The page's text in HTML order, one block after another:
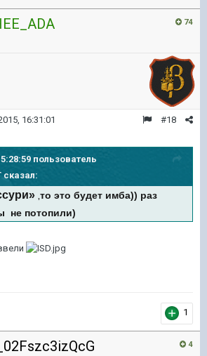
74
#18
16:31:01
пользователь
сказал:
то это будет имба)) раз
не потопили)
1
4